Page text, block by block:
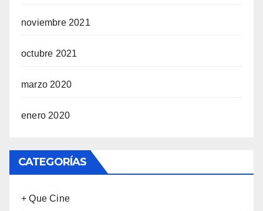
noviembre 2021
octubre 2021
marzo 2020
enero 2020
CATEGORÍAS
+ Que Cine